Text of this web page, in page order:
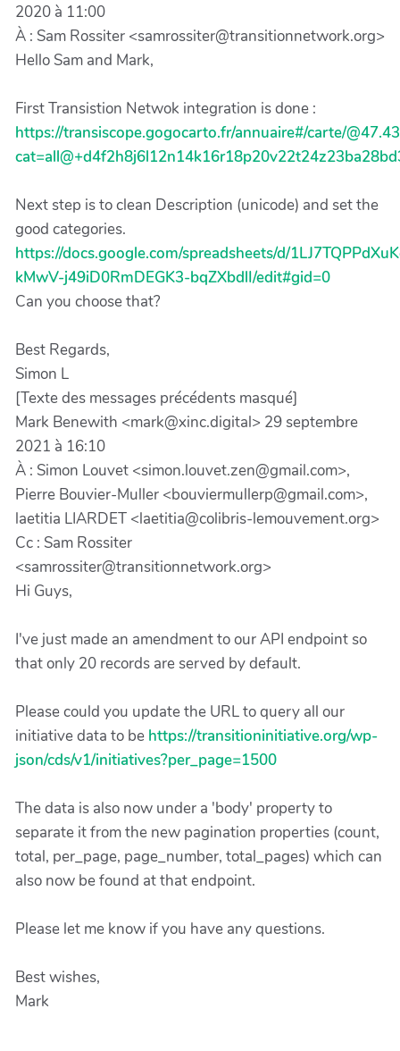
2020 à 11:00
À : Sam Rossiter <samrossiter@transitionnetwork.org>
Hello Sam and Mark,
First Transistion Netwok integration is done :
https://transiscope.gogocarto.fr/annuaire#/carte/
Next step is to clean Description (unicode) and set the
good categories.
https://docs.google.com/spreadsheets/d/
kMwV-j49iD0RmDEGK3-bqZXbdlI/edit#gid=0
Can you choose that?
Best Regards,
Simon L
[Texte des messages précédents masqué]
Mark Benewith <mark@xinc.digital> 29 septembre
2021 à 16:10
À : Simon Louvet <simon.louvet.zen@gmail.com>,
Pierre Bouvier-Muller <bouviermullerp@gmail.com>,
laetitia LIARDET <laetitia@colibris-lemouvement.org>
Cc : Sam Rossiter
<samrossiter@transitionnetwork.org>
Hi Guys,
I've just made an amendment to our API endpoint so
that only 20 records are served by default.
Please could you update the URL to query all our
initiative data to be https://transitioninitiative.org/wp-
json/cds/v1/initiatives?per_page=1500
The data is also now under a 'body' property to
separate it from the new pagination properties (count,
total, per_page, page_number, total_pages) which can
also now be found at that endpoint.
Please let me know if you have any questions.
Best wishes,
Mark